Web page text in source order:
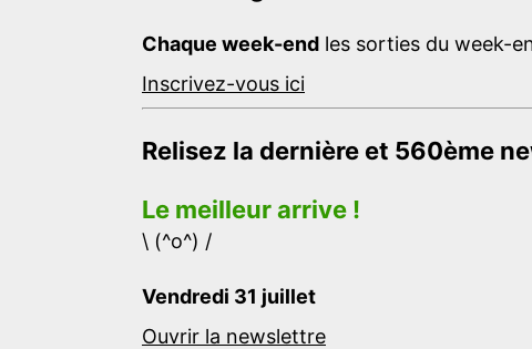
Chaque week-end les sorties du week-
Inscrivez-vous ici
Relisez la dernière et 560ème
Le meilleur arrive !
\ (^o^) /
Vendredi 31 juillet
Ouvrir la newslettre